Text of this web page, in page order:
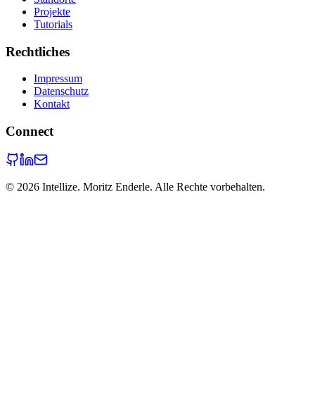
Projekte
Tutorials
Rechtliches
Impressum
Datenschutz
Kontakt
Connect
© 2026 Intellize. Moritz Enderle. Alle Rechte vorbehalten.